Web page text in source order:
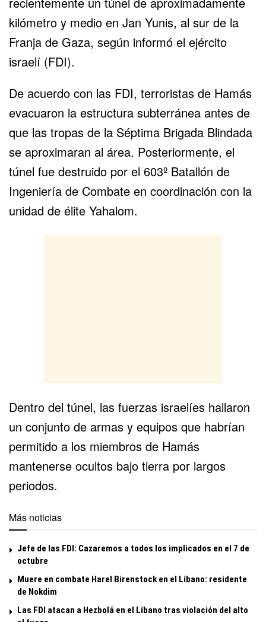
kilómetro y medio en Jan Yunis, al sur de la
Franja de Gaza, según informó el ejército
israelí (FDI).
De acuerdo con las FDI, terroristas de Hamás
evacuaron la estructura subterránea antes de
que las tropas de la Séptima Brigada Blindada
se aproximaran al área. Posteriormente, el
túnel fue destruido por el 603º Batallón de
Ingeniería de Combate en coordinación con la
unidad de élite Yahalom.
Dentro del túnel, las fuerzas israelíes hallaron
un conjunto de armas y equipos que habrían
permitido a los miembros de Hamás
mantenerse ocultos bajo tierra por largos
periodos.
Más noticias
Jefe de las FDI: Cazaremos a todos los implicados en el 7 de
octubre
Muere en combate Harel Birenstock en el Líbano: residente
de Nokdim
Las FDI atacan a Hezbolá en el Líbano tras violación del alto